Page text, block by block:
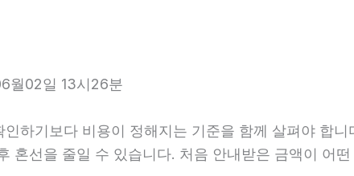
월02일 13시26분
하기보다 비용이 정해지는 기준을 함께 살펴야 합
혼선을 줄일 수 있습니다. 처음 안내받은 금액이 어